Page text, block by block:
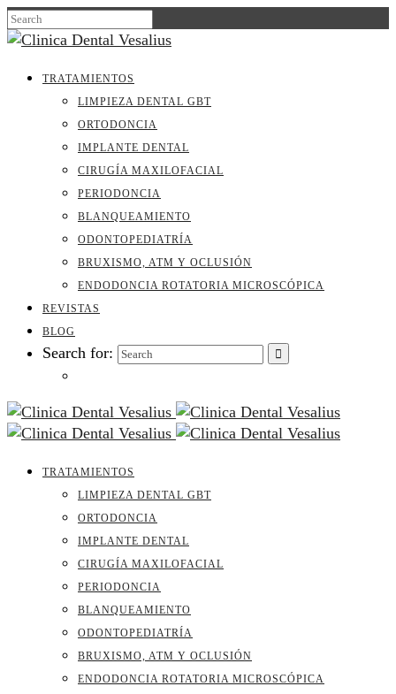
TRATAMIENTOS
LIMPIEZA DENTAL GBT
ORTODONCIA
IMPLANTE DENTAL
CIRUGÍA MAXILOFACIAL
PERIODONCIA
BLANQUEAMIENTO
ODONTOPEDIATRÍA
BRUXISMO, ATM Y OCLUSIÓN
ENDODONCIA ROTATORIA MICROSCÓPICA
REVISTAS
BLOG
Search for:
TRATAMIENTOS
LIMPIEZA DENTAL GBT
ORTODONCIA
IMPLANTE DENTAL
CIRUGÍA MAXILOFACIAL
PERIODONCIA
BLANQUEAMIENTO
ODONTOPEDIATRÍA
BRUXISMO, ATM Y OCLUSIÓN
ENDODONCIA ROTATORIA MICROSCÓPICA